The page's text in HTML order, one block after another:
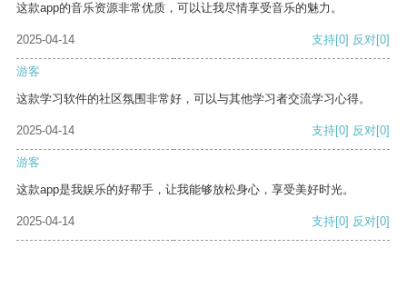
这款app的音乐资源非常优质，可以让我尽情享受音乐的魅力。
2025-04-14 支持[0] 反对[0]
游客
这款学习软件的社区氛围非常好，可以与其他学习者交流学习心得。
2025-04-14 支持[0] 反对[0]
游客
这款app是我娱乐的好帮手，让我能够放松身心，享受美好时光。
2025-04-14 支持[0] 反对[0]